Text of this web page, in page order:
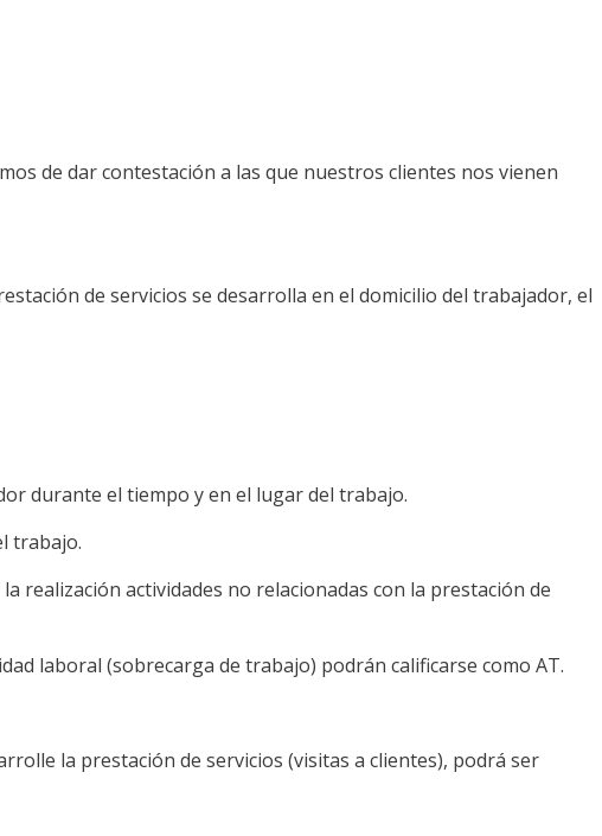
de dar contestación a las que nuestros clientes nos vienen
de servicios se desarrolla en el domicilio del trabajador, el
durante el tiempo y en el lugar del trabajo.
trabajo.
realización actividades no relacionadas con la prestación de
laboral (sobrecarga de trabajo) podrán calificarse como AT.
la prestación de servicios (visitas a clientes), podrá ser